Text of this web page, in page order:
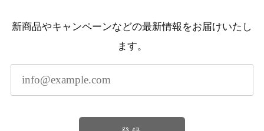
新商品やキャンペーンなどの最新情報をお届けいたし
ます。